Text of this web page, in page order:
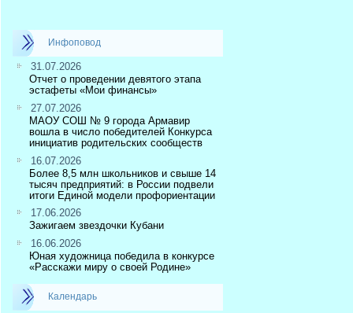
Инфоповод
31.07.2026
Отчет о проведении девятого этапа
эстафеты «Мои финансы»
27.07.2026
МАОУ СОШ № 9 города Армавир
вошла в число победителей Конкурса
инициатив родительских сообществ
16.07.2026
Более 8,5 млн школьников и свыше 14
тысяч предприятий: в России подвели
итоги Единой модели профориентации
17.06.2026
Зажигаем звездочки Кубани
16.06.2026
Юная художница победила в конкурсе
«Расскажи миру о своей Родине»
Календарь